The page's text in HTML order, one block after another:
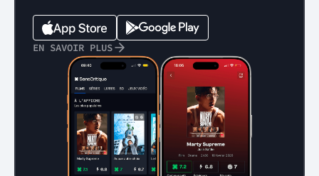
EN SAVOIR PLUS